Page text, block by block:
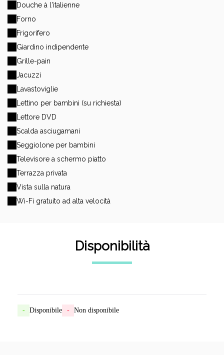
Douche à l'italienne
Forno
Frigorifero
Giardino indipendente
Grille-pain
Jacuzzi
Lavastoviglie
Lettino per bambini (su richiesta)
Lettore DVD
Scalda asciugamani
Seggiolone per bambini
Televisore a schermo piatto
Terrazza privata
Vista sulla natura
Wi-Fi gratuito ad alta velocità
Disponibilità
- Disponibile - Non disponibile